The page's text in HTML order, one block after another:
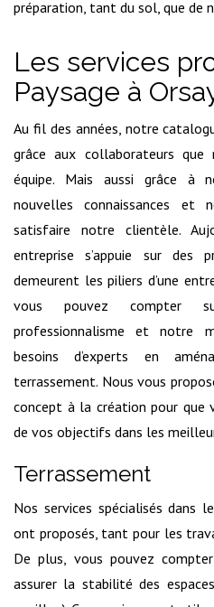
préparation, tant du sol, que de
Les services
Paysage à
Au fil des années, notre
grâce aux collaborateurs
équipe. Mais aussi grâce à
nouvelles connaissances et
satisfaire notre clientèle.
entreprise s’appuie sur des
demeurent les piliers d’une
vous pouvez compter
professionnalisme et notre
besoins d’experts en
terrassement. Nous vous
concept à la création pour que
de vos objectifs dans les
Terrassement
Nos services spécialisés dans le
ont proposés, tant pour les
De plus, vous pouvez
assurer la stabilité des